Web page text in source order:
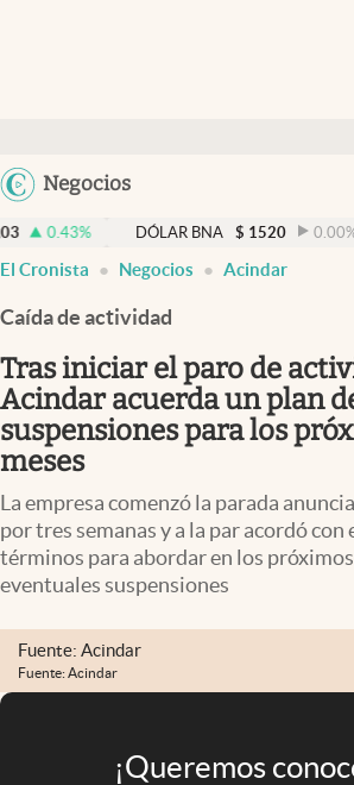
Negocios
Members
Economía y Política
Finanzas y Mercados
Mercados Online
Negocios
Columnistas
Otras secciones
Apertura
Infotechnology
Clase
Mundial 2026
El Cronista Studio
DÓLAR BNA $ 1520 0.00%
El Cronista Negocios Acindar
Caída de actividad
Tras iniciar el paro de
Acindar acuerda un plan
suspensiones para los
meses
La empresa comenzó la parada
por tres semanas y a la par acordó con
términos para abordar en los
eventuales suspensiones
Fuente: Acindar
Fuente: Acindar
¡Queremos